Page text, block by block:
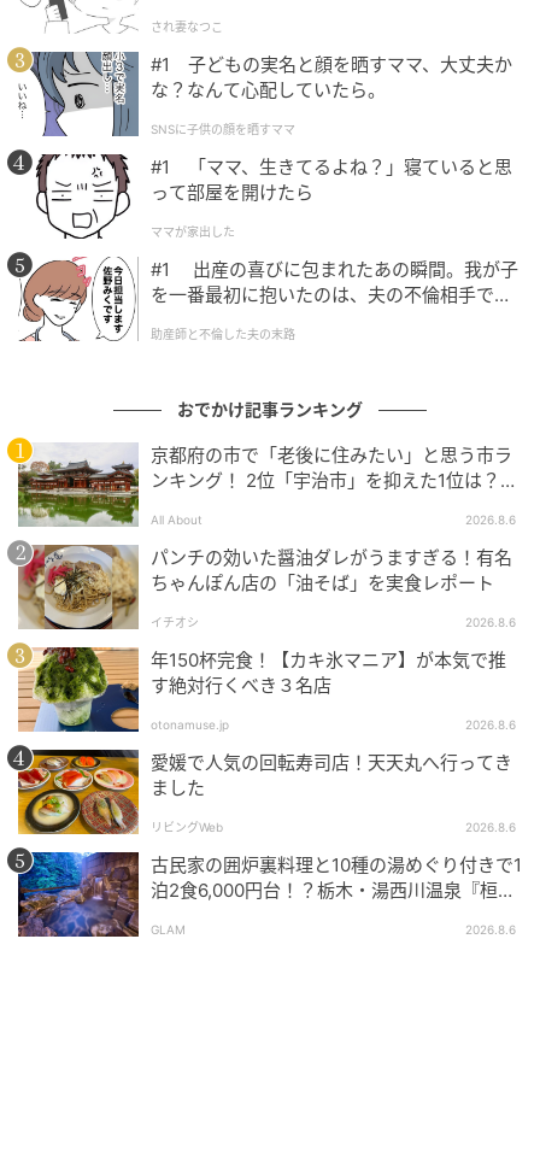
され妻なつこ
#1 子どもの実名と顔を晒すママ、大丈夫か
な？なんて心配していたら。
SNSに子供の顔を晒すママ
#1 「ママ、生きてるよね？」寝ていると思
って部屋を開けたら
ママが家出した
#1 出産の喜びに包まれたあの瞬間。我が子
を一番最初に抱いたのは、夫の不倫相手でし
助産師と不倫した夫の末路
おでかけ記事ランキング
京都府の市で「老後に住みたい」と思う市ラ
ンキング！ 2位「宇治市」を抑えた1位は？
All About 2026.8.6
パンチの効いた醤油ダレがうますぎる！有名
ちゃんぽん店の「油そば」を実食レポート
イチオシ 2026.8.6
年150杯完食！【カキ氷マニア】が本気で推
す絶対行くべき３名店
otonamuse.jp 2026.8.6
愛媛で人気の回転寿司店！天天丸へ行ってき
ました
リビングWeb 2026.8.6
古民家の囲炉裏料理と10種の湯めぐり付きで1
泊2食6,000円台！？栃木・湯西川温泉『桓武
GLAM 2026.8.6